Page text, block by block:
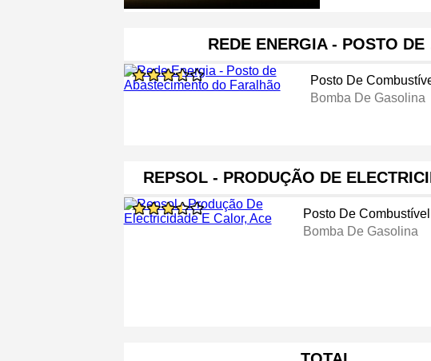
REDE ENERGIA - POSTO
Posto De
Bomba De Gasolina
REPSOL - PRODUÇÃO DE
Posto De Combustível
Bomba De Gasolina